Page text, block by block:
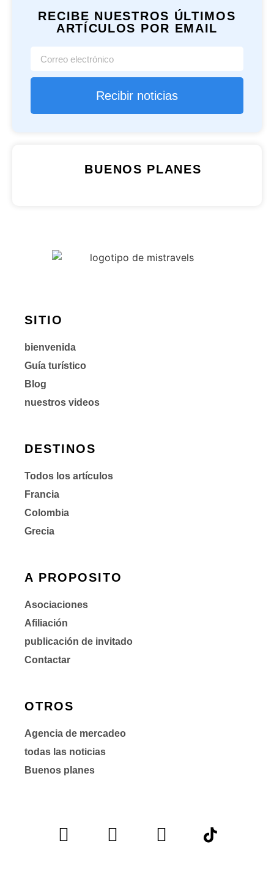
RECIBE NUESTROS ÚLTIMOS
ARTÍCULOS POR EMAIL
Recibir noticias
BUENOS PLANES
SITIO
bienvenida
Guía turístico
Blog
nuestros videos
DESTINOS
Todos los artículos
Francia
Colombia
Grecia
A PROPOSITO
Asociaciones
Afiliación
publicación de invitado
Contactar
OTROS
Agencia de mercadeo
todas las noticias
Buenos planes